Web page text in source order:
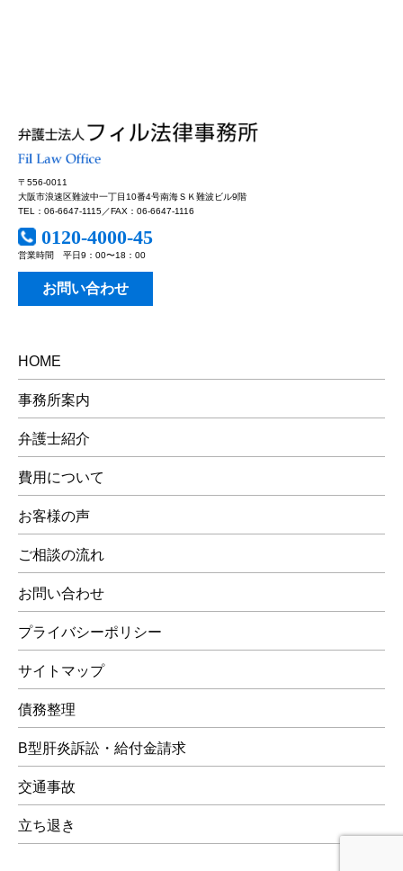
〒556-0011
大阪市浪速区難波中一丁目10番4号南海ＳＫ難波ビル9階
TEL：06-6647-1115／FAX：06-6647-1116
0120-4000-45
営業時間 平日9：00〜18：00
お問い合わせ
HOME
事務所案内
弁護士紹介
費用について
お客様の声
ご相談の流れ
お問い合わせ
プライバシーポリシー
サイトマップ
債務整理
B型肝炎訴訟・給付金請求
交通事故
立ち退き